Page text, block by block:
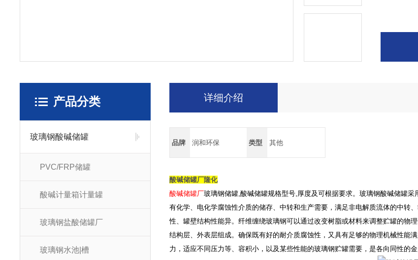
产品分类
玻璃钢酸碱储罐
PVC/FRP储罐
酸碱计量箱计量罐
玻璃钢盐酸储罐厂
玻璃钢水池|槽
详细介绍
品牌 润和环保 类型 其他
酸碱储罐厂隆化
酸碱储罐厂玻璃钢储罐,酸碱储罐规格型号,厚度及可根据要求。玻璃钢酸碱储罐
有化学、电化学腐蚀性介质的储存、中转和生产需要，满足非电解质流体的中转
性、罐壁结构性能异。纤维缠绕玻璃钢可以通过改变树脂或材料来调整贮罐的物
结构层、外表层组成。确保既有好的耐介质腐蚀性，又具有足够的物理机械性能
力，适应不同压力等、容积小，以及某些性能的玻璃钢贮罐需要，是各向同性的金